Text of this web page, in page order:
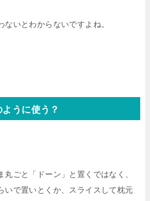
ないとわからないですよね。
うに使う？
丸ごと「ドーン」と置くではなく、
いで置いとくか、スライスして枕元